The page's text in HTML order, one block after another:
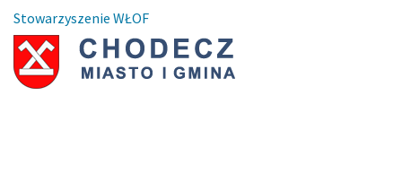
Stowarzyszenie WŁOF